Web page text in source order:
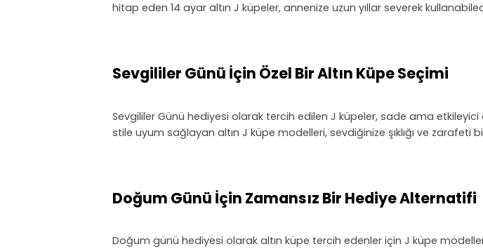
hitap eden 14 ayar altın J küpeler, annenize uzun yıllar severek
Sevgililer Günü İçin Özel Bir Altın Küpe Seçimi
Sevgililer Günü hediyesi olarak tercih edilen J küpeler, sade ama
stile uyum sağlayan altın J küpe modelleri, sevdiğinize şıklığı ve zarafeti
Doğum Günü İçin Zamansız Bir Hediye Alternatifi
Doğum günü hediyesi olarak altın küpe tercih edenler için J küpe